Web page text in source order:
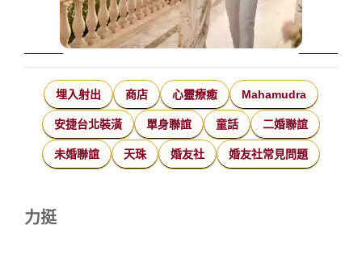
埋入射出 商店 心靈療癒 Mahamudra
安捷台北裝潢 單身聯誼 童話 二婚聯誼
未婚聯誼 天珠 婚友社 婚友社常見問題
力挺